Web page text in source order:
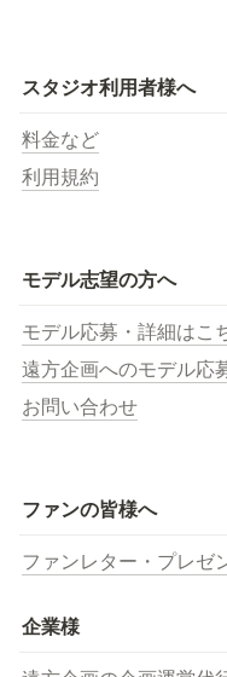
スタジオ利用者様へ
料金など
利用規約
モデル志望の方へ
モデル応募・詳細はこ
遠方企画へのモデル応
お問い合わせ
ファンの皆様へ
ファンレター・プレゼ
企業様